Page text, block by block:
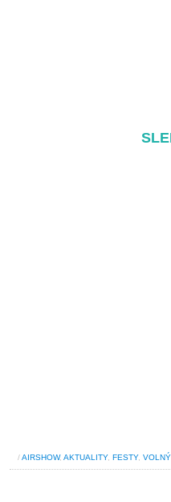
/AIRSHOW, AKTUALITY, FESTY,